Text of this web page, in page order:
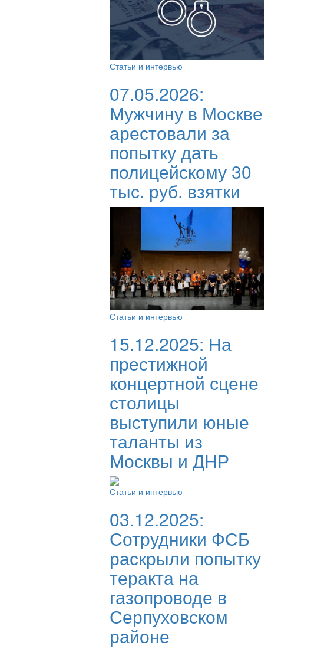
Статьи и интервью
07.05.2026:
Мужчину в Москве
арестовали за
попытку дать
полицейскому 30
тыс. руб. взятки
Статьи и интервью
15.12.2025: На
престижной
концертной сцене
столицы
выступили юные
таланты из
Москвы и ДНР
Статьи и интервью
03.12.2025:
Сотрудники ФСБ
раскрыли попытку
теракта на
газопроводе в
Серпуховском
районе